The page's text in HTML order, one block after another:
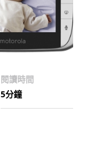
閱讀時間
5分鐘